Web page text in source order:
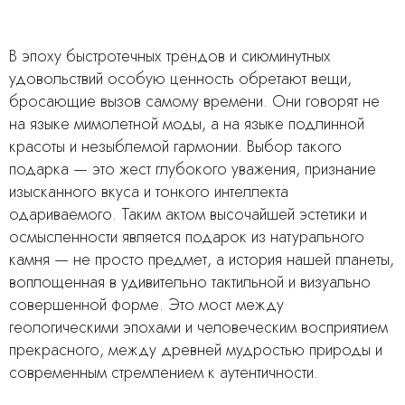
В эпоху быстротечных трендов и сиюминутных
удовольствий особую ценность обретают вещи,
бросающие вызов самому времени. Они говорят не
на языке мимолетной моды, а на языке подлинной
красоты и незыблемой гармонии. Выбор такого
подарка — это жест глубокого уважения, признание
изысканного вкуса и тонкого интеллекта
одариваемого. Таким актом высочайшей эстетики и
осмысленности является подарок из натурального
камня — не просто предмет, а история нашей планеты,
воплощенная в удивительно тактильной и визуально
совершенной форме. Это мост между
геологическими эпохами и человеческим восприятием
прекрасного, между древней мудростью природы и
современным стремлением к аутентичности.